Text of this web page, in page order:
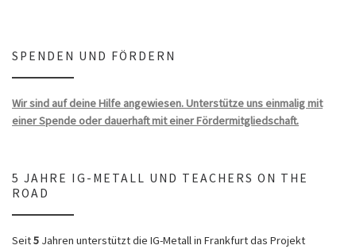
SPENDEN UND FÖRDERN
Wir sind auf deine Hilfe angewiesen. Unterstütze uns einmalig mit
einer Spende oder dauerhaft mit einer Fördermitgliedschaft.
5 JAHRE IG-METALL UND TEACHERS ON THE
ROAD
Seit5 Jahren unterstützt die IG-Metall in Frankfurt das Projekt